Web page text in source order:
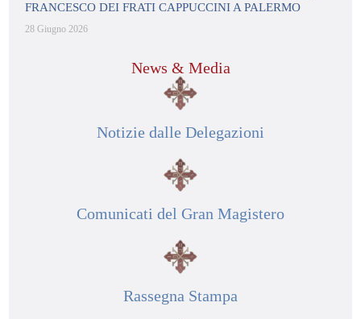
FRANCESCO DEI FRATI CAPPUCCINI A PALERMO
28 Giugno 2026
News & Media
Notizie dalle Delegazioni
Comunicati del Gran Magistero
Rassegna Stampa